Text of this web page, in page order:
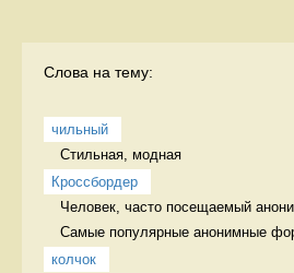
Слова на тему:
чильный
Стильная, модная
Кроссбордер
Человек, часто посещаемый
Самые популярные анонимные
колчок